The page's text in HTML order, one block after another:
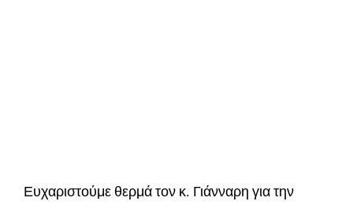
Ευχαριστούμε θερμά τον κ. Γιάνναρη για την